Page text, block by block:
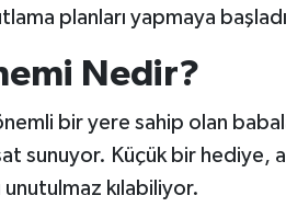
planları yapmaya
Nedir?
bir yere sahip olan
sunuyor. Küçük bir hediye,
kılabiliyor.